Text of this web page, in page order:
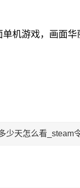
机游戏，画面华
少天怎么看_steam